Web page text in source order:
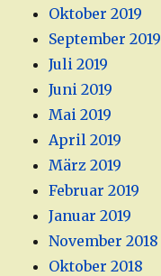
Oktober 2019
September 2019
Juli 2019
Juni 2019
Mai 2019
April 2019
März 2019
Februar 2019
Januar 2019
November 2018
Oktober 2018